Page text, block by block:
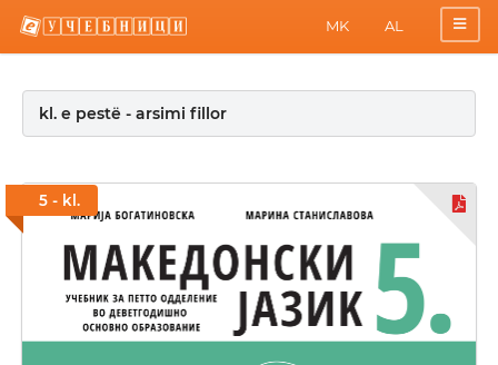
MK AL
kl. e pestë - arsimi fillor
5 - kl.